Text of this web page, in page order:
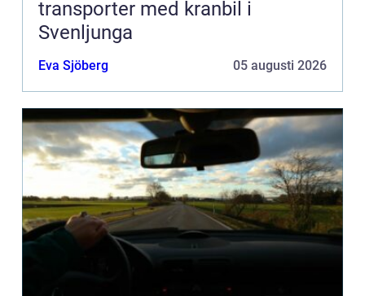
transporter med kranbil i
Svenljunga
Eva Sjöberg 05 augusti 2026